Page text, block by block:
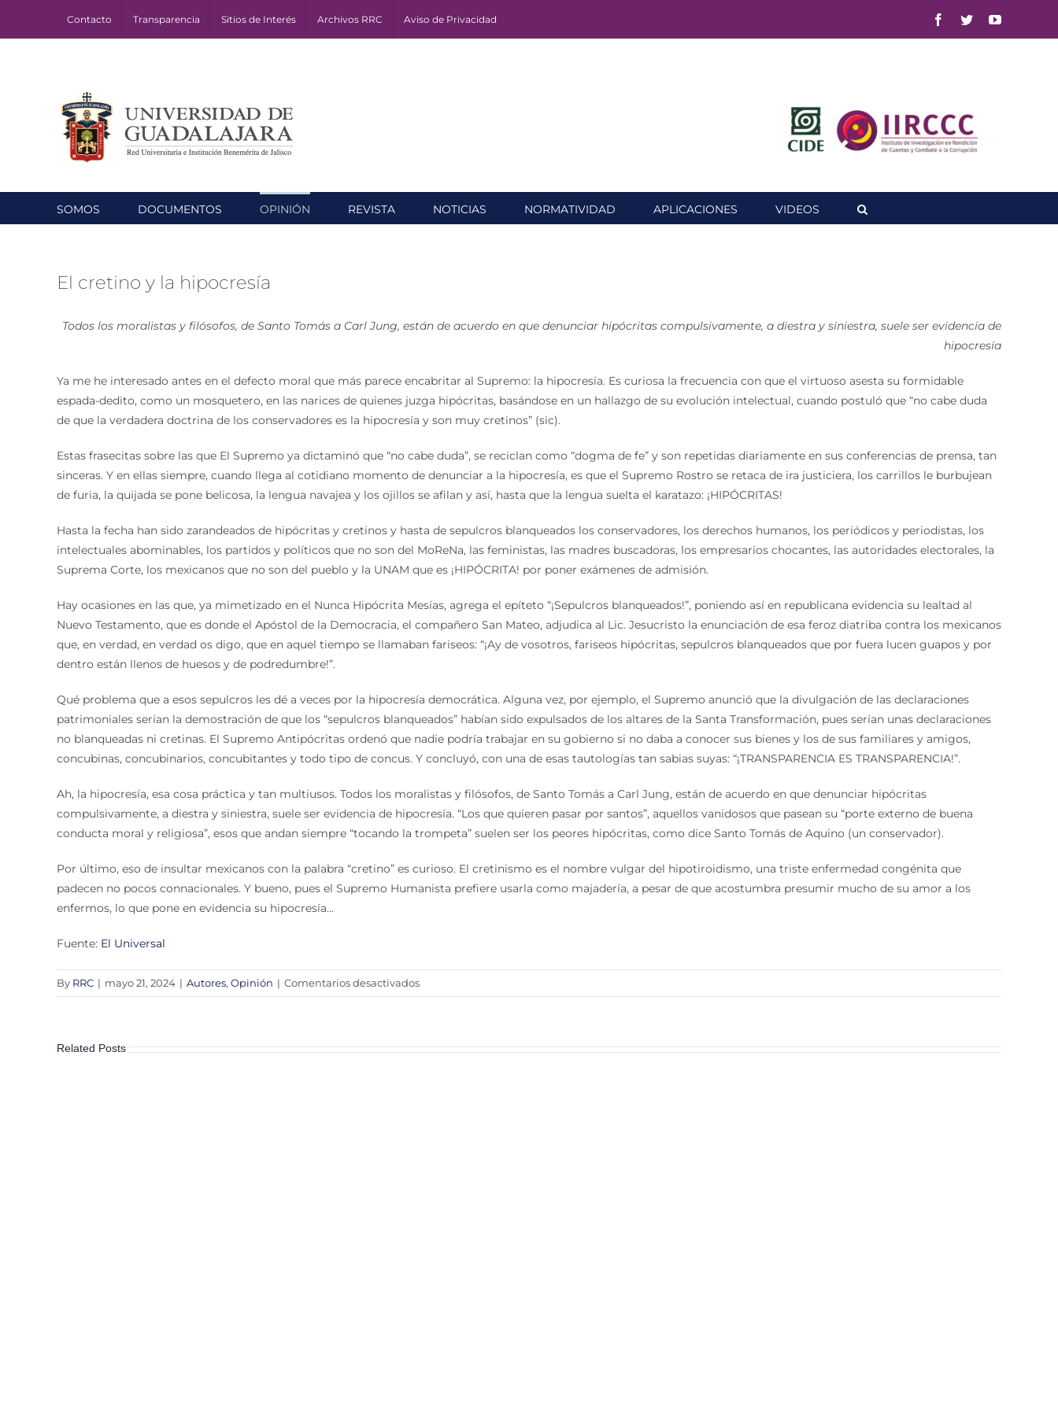
Contacto Transparencia Sitios de Interés Archivos RRC Aviso de Privacidad Facebook
TwitterYouTube
SOMOS DOCUMENTOS OPINIÓN REVISTA NOTICIAS NORMATIVIDAD APLICACIONES VIDEOS
El cretino y la hipocresía
Todos los moralistas y filósofos, de Santo Tomás a Carl Jung, están de acuerdo en que denunciar hipócritas compulsivamente, a diestra y siniestra, suele ser evidencia de
hipocresía
Ya me he interesado antes en el defecto moral que más parece encabritar al Supremo: la hipocresía. Es curiosa la frecuencia con que el virtuoso asesta su formidable
espada-dedito, como un mosquetero, en las narices de quienes juzga hipócritas, basándose en un hallazgo de su evolución intelectual, cuando postuló que “no cabe duda
de que la verdadera doctrina de los conservadores es la hipocresía y son muy cretinos” (sic).
Estas frasecitas sobre las que El Supremo ya dictaminó que “no cabe duda”, se reciclan como “dogma de fe” y son repetidas diariamente en sus conferencias de prensa, tan
sinceras. Y en ellas siempre, cuando llega al cotidiano momento de denunciar a la hipocresía, es que el Supremo Rostro se retaca de ira justiciera, los carrillos le burbujean
de furia, la quijada se pone belicosa, la lengua navajea y los ojillos se afilan y así, hasta que la lengua suelta el karatazo: ¡HIPÓCRITAS!
Hasta la fecha han sido zarandeados de hipócritas y cretinos y hasta de sepulcros blanqueados los conservadores, los derechos humanos, los periódicos y periodistas, los
intelectuales abominables, los partidos y políticos que no son del MoReNa, las feministas, las madres buscadoras, los empresarios chocantes, las autoridades electorales, la
Suprema Corte, los mexicanos que no son del pueblo y la UNAM que es ¡HIPÓCRITA! por poner exámenes de admisión.
Hay ocasiones en las que, ya mimetizado en el Nunca Hipócrita Mesías, agrega el epíteto “¡Sepulcros blanqueados!”, poniendo así en republicana evidencia su lealtad al
Nuevo Testamento, que es donde el Apóstol de la Democracia, el compañero San Mateo, adjudica al Lic. Jesucristo la enunciación de esa feroz diatriba contra los mexicanos
que, en verdad, en verdad os digo, que en aquel tiempo se llamaban fariseos: “¡Ay de vosotros, fariseos hipócritas, sepulcros blanqueados que por fuera lucen guapos y por
dentro están llenos de huesos y de podredumbre!”.
Qué problema que a esos sepulcros les dé a veces por la hipocresía democrática. Alguna vez, por ejemplo, el Supremo anunció que la divulgación de las declaraciones
patrimoniales serían la demostración de que los “sepulcros blanqueados” habían sido expulsados de los altares de la Santa Transformación, pues serían unas declaraciones
no blanqueadas ni cretinas. El Supremo Antipócritas ordenó que nadie podría trabajar en su gobierno si no daba a conocer sus bienes y los de sus familiares y amigos,
concubinas, concubinarios, concubitantes y todo tipo de concus. Y concluyó, con una de esas tautologías tan sabias suyas: “¡TRANSPARENCIA ES TRANSPARENCIA!”.
Ah, la hipocresía, esa cosa práctica y tan multiusos. Todos los moralistas y filósofos, de Santo Tomás a Carl Jung, están de acuerdo en que denunciar hipócritas
compulsivamente, a diestra y siniestra, suele ser evidencia de hipocresía. “Los que quieren pasar por santos”, aquellos vanidosos que pasean su “porte externo de buena
conducta moral y religiosa”, esos que andan siempre “tocando la trompeta” suelen ser los peores hipócritas, como dice Santo Tomás de Aquino (un conservador).
Por último, eso de insultar mexicanos con la palabra “cretino” es curioso. El cretinismo es el nombre vulgar del hipotiroidismo, una triste enfermedad congénita que
padecen no pocos connacionales. Y bueno, pues el Supremo Humanista prefiere usarla como majadería, a pesar de que acostumbra presumir mucho de su amor a los
enfermos, lo que pone en evidencia su hipocresía…
Fuente: El Universal
By RRC | mayo 21, 2024 | Autores, Opinión | Comentarios desactivadosen
El
la
Related Posts